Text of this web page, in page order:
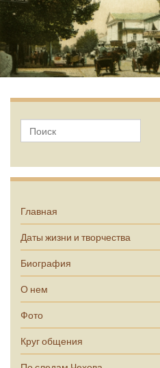
Главная
Даты жизни и творчества
Биография
О нем
Фото
Круг общения